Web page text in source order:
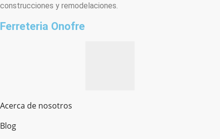
construcciones y remodelaciones.
Ferreteria Onofre
Acerca de nosotros
Blog